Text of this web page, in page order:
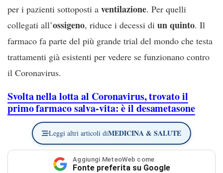
per i pazienti sottoposti a ventilazione. Per quelli
collegati all’ossigeno, riduce i decessi di un quinto. Il
farmaco fa parte del più grande trial del mondo che testa
trattamenti già esistenti per vedere se funzionano contro
il Coronavirus.
Svolta nella lotta al Coronavirus, trovato il
primo farmaco salva-vita: è il desametasone
Leggi altri articoli diMEDICINA & SALUTE
Aggiungi MeteoWeb come
Fonte preferita su Google